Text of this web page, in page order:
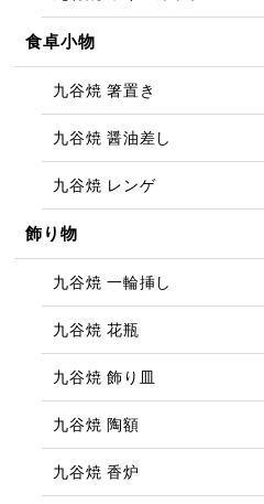
食卓小物
九谷焼 箸置き
九谷焼 醤油差し
九谷焼 レンゲ
飾り物
九谷焼 一輪挿し
九谷焼 花瓶
九谷焼 飾り皿
九谷焼 陶額
九谷焼 香炉